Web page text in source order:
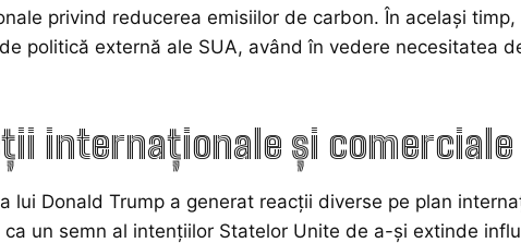
privind reducerea emisiilor de carbon. În același
politică externă ale SUA, având în vedere necesitatea
internaționale și comerciale
lui Donald Trump a generat reacții diverse pe plan
ca un semn al intențiilor Statelor Unite de a-și extinde